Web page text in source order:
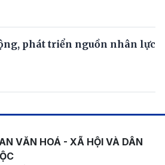
phát triển nguồn nhân lực
VĂN HOÁ - XÃ HỘI VÀ DÂN